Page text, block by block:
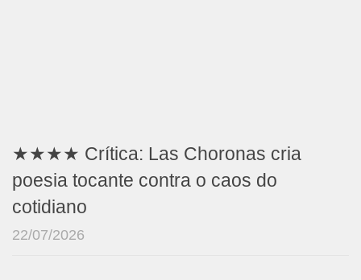
★★★★ Crítica: Las Choronas cria
poesia tocante contra o caos do
cotidiano
22/07/2026